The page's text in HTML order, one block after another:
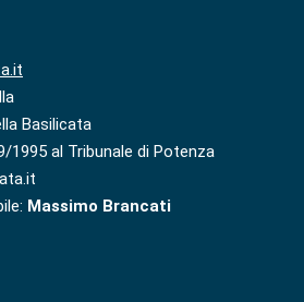
Basilicata
1995 al Tribunale di Potenza
Massimo Brancati